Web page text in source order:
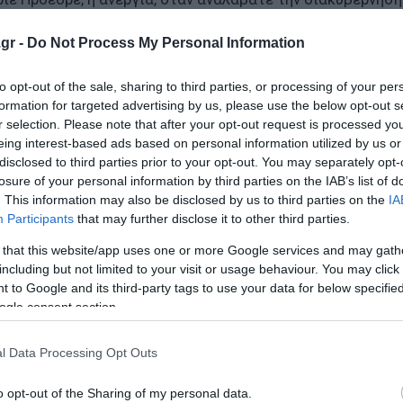
- Do Not Process My Personal Information
opt-out of the sale, sharing to third parties, or processing of your
for targeted advertising by us, please use the below opt-out
selection. Please note that after your opt-out request is processed
interest-based ads based on personal information utilized by us
to third parties prior to your opt-out. You may separately
of your personal information by third parties on the IAB’s list of
This information may also be disclosed by us to third parties on the
Participants that may further disclose it to other third parties.
that this website/app uses one or more Google services and may
but not limited to your visit or usage behaviour. You may
to Google and its third-party tags to use your data for below
consent section.
Data Processing Opt Outs
opt-out of the Sharing of my personal data.
Έκτοτε έχει μειωθεί κατά δέκα ποσοστιαίες μονάδες. Ο
ιστορία του ελληνικού κράτους. Δημιουργήθηκαν
σύμφωνα με τα οποία από το 2010 έως το 2023
420.000.
Κάθε μέρα, κάθε ώρα, κάθε στιγμή να βοηθούμε
να βρίσκουν εργαζόμενους. Γιατί, κυρίες και κύριοι, η
είναι ζωή».
που βρήκαν δουλειά μέσα από τις «Ημέρες Καριέρας»
από αυτή τη διαδικασία εξεύρεσης εργασίας.
σε ιδιώτες - Σε ασφυξία η αγορά
- Τα κριτήρια